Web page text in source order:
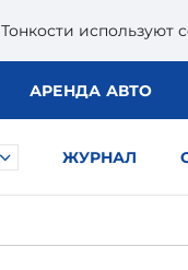
Тонкости используют
АРЕНДА АВТО
ЖУРНАЛ